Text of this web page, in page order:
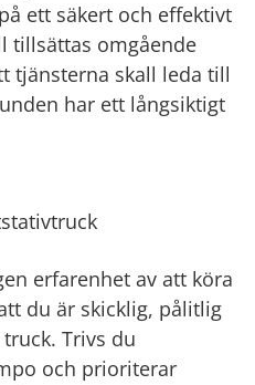
ett säkert och effektivt
tillsättas omgående
tjänsterna skall leda till
har ett långsiktigt
erfarenhet av att köra
du är skicklig, pålitlig
Trivs du
och prioriterar